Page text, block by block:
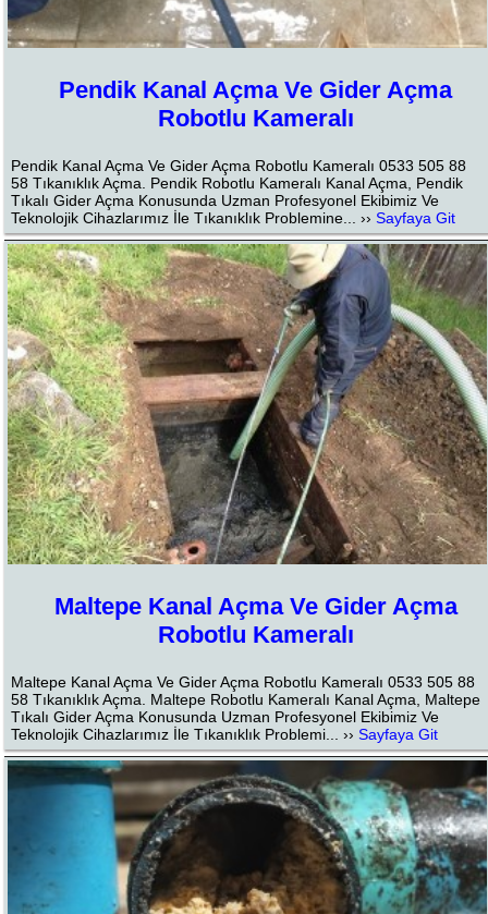
Pendik Kanal Açma Ve Gider Açma
Robotlu Kameralı
Pendik Kanal Açma Ve Gider Açma Robotlu Kameralı 0533 505 88
58 Tıkanıklık Açma. Pendik Robotlu Kameralı Kanal Açma, Pendik
Tıkalı Gider Açma Konusunda Uzman Profesyonel Ekibimiz Ve
Teknolojik Cihazlarımız İle Tıkanıklık Problemine... ››Sayfaya Git
Maltepe Kanal Açma Ve Gider Açma
Robotlu Kameralı
Maltepe Kanal Açma Ve Gider Açma Robotlu Kameralı 0533 505 88
58 Tıkanıklık Açma. Maltepe Robotlu Kameralı Kanal Açma, Maltepe
Tıkalı Gider Açma Konusunda Uzman Profesyonel Ekibimiz Ve
Teknolojik Cihazlarımız İle Tıkanıklık Problemi... ››Sayfaya Git